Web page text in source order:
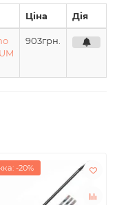
Ціна Дія
903грн.
-20%